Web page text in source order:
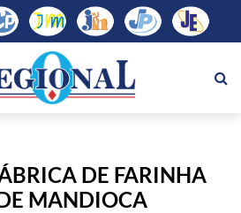
DE FARINHA
MANDIOCA